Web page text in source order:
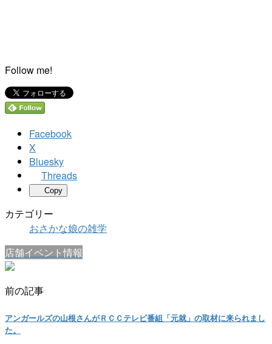
Follow me!
Facebook
X
Bluesky
Threads
Copy
カテゴリー
おさかな娘の雑学
店舗イベント情報
前の記事
アンガールズの山根さんがＲＣＣテレビ番組「元就」の取材に来られまし
た。